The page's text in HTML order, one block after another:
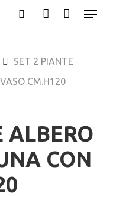
Menu
SET 2 PIANTE
CM.H120
ALBERO
CON